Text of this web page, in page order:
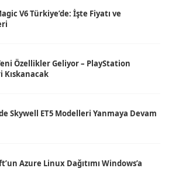
V6 Türkiye’de: İşte Fiyatı ve
Özellikler Geliyor – PlayStation
Kıskanacak
Skywell ET5 Modelleri Yanmaya Devam
Azure Linux Dağıtımı Windows’a